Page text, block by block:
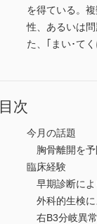
を得ている。
性、あるいは
た、｢まい･て
目次
今月の話題
胸骨離開を予
臨床経験
早期診断に
外科的生検に
右B3分岐異